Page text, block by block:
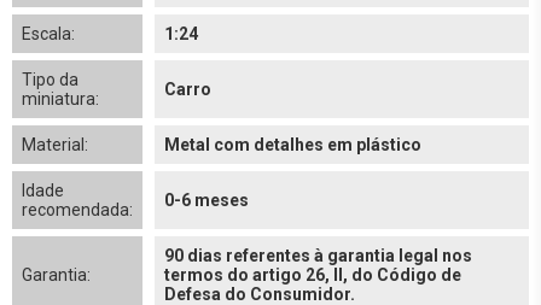
Escala: 1:24
Tipo da
miniatura:
Carro
Material: Metal com detalhes em plástico
Idade
recomendada:
0-6 meses
Garantia:
90 dias referentes à garantia legal nos
termos do artigo 26, II, do Código de
Defesa do Consumidor.